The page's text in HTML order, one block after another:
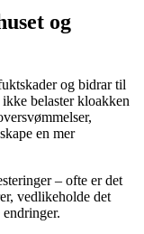
og
og bidrar til
belaster kloakken
en mer
– ofte er det
vedlikeholde det